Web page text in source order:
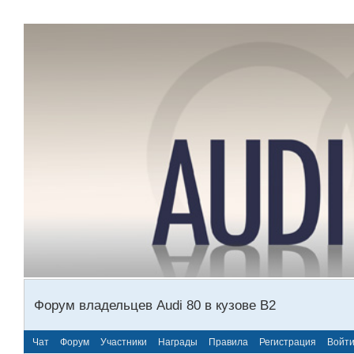
Форум владельцев Audi 80 в кузове В2
Чат Форум Участники Награды Правила Регистрация Войти